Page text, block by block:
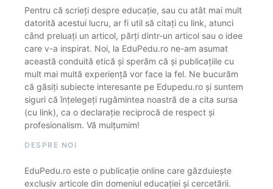
Pentru că scrieți despre educație, sau cu atât mai mult
datorită acestui lucru, ar fi util să citați cu link, atunci
când preluați un articol, părți dintr-un articol sau o idee
care v-a inspirat. Noi, la EduPedu.ro ne-am asumat
această conduită etică și sperăm că și publicațiile cu
mult mai multă experiență vor face la fel. Ne bucurăm
că găsiți subiecte interesante pe Edupedu.ro și suntem
siguri că înțelegeți rugămintea noastră de a cita sursa
(cu link), ca o declarație reciprocă de respect și
profesionalism. Vă mulțumim!
DESPRE NOI
EduPedu.ro este o publicație online care găzduiește
exclusiv articole din domeniul educației și cercetării.